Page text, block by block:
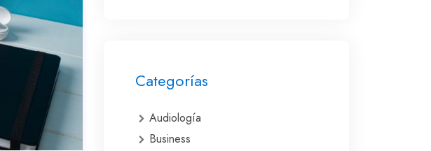
Categorías
Audiología
Business